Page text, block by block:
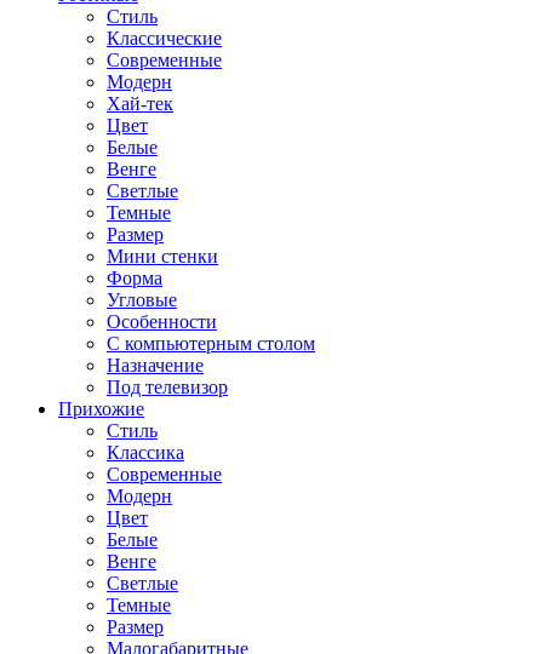
Стиль
Классические
Современные
Модерн
Хай-тек
Цвет
Белые
Венге
Светлые
Темные
Размер
Мини стенки
Форма
Угловые
Особенности
С компьютерным столом
Назначение
Под телевизор
Прихожие
Стиль
Классика
Современные
Модерн
Цвет
Белые
Венге
Светлые
Темные
Размер
Малогабаритные